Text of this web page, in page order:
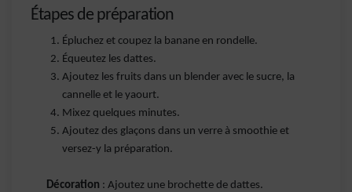
Étapes de préparation
Épluchez et coupez la banane en rondelle.
Équeutez les dattes.
Ajoutez les fruits dans un blender avec le sucre, la
cannelle et le yaourt.
Mixez quelques minutes.
Ajoutez des glaçons dans un verre à smoothie et
versez-y la préparation.
Décoration : Ajoutez une brochette de dattes.